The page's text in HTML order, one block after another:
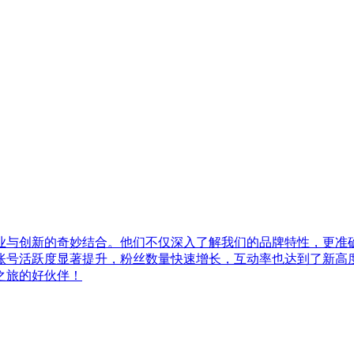
创新的奇妙结合。他们不仅深入了解我们的品牌特性，更
活跃度显著提升，粉丝数量快速增长，互动率也达到了新
的好伙伴！